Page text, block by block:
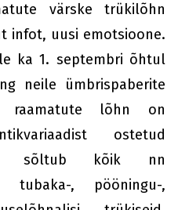
värske trükilõhn
infot, uusi emotsioone.
ka 1. septembri õhtul
neile ümbrispaberite
raamatute lõhn on
ostetud
sõltub kõik nn
tubaka-, pööningu-,